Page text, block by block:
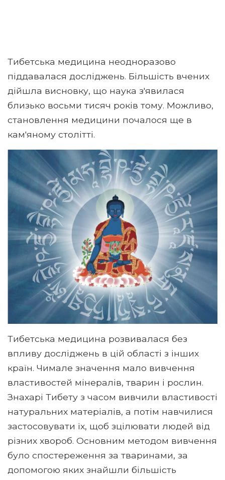
Тибетська медицина неодноразово
піддавалася досліджень. Більшість вчених
дійшла висновку, що наука з'явилася
близько восьми тисяч років тому. Можливо,
становлення медицини почалося ще в
кам'яному столітті.
Тибетська медицина розвивалася без
впливу досліджень в цій області з інших
країн. Чимале значення мало вивчення
властивостей мінералів, тварин і рослин.
Знахарі Тибету з часом вивчили властивості
натуральних матеріалів, а потім навчилися
застосовувати їх, щоб зцілювати людей від
різних хвороб. Основним методом вивчення
було спостереження за тваринами, за
допомогою яких знайшли більшість